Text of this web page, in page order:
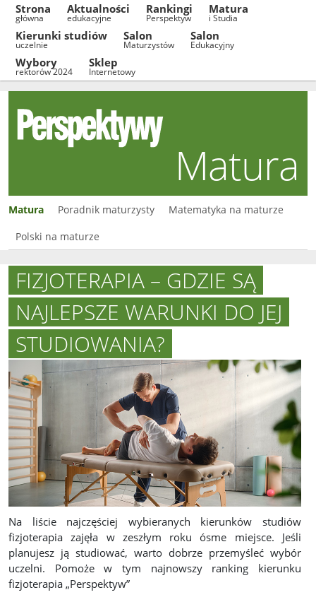
Strona
główna
Aktualności
edukacyjne
Rankingi
Perspektyw
Matura
i Studia
Kierunki studiów
uczelnie
Salon
Maturzystów
Salon
Edukacyjny
Wybory
rektorów 2024
Sklep
Internetowy
Matura
Matura Poradnik maturzysty
Matematyka na maturze
Polski na maturze
FIZJOTERAPIA – GDZIE SĄ
NAJLEPSZE WARUNKI DO JEJ
STUDIOWANIA?
Na liście najczęściej wybieranych kierunków studiów
fizjoterapia zajęła w zeszłym roku ósme miejsce. Jeśli
planujesz ją studiować, warto dobrze przemyśleć wybór
uczelni. Pomoże w tym najnowszy ranking kierunku
fizjoterapia „Perspektyw”